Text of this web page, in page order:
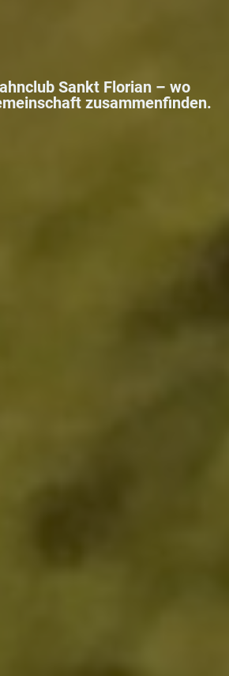
Sankt Florian – wo
zusammenfinden.